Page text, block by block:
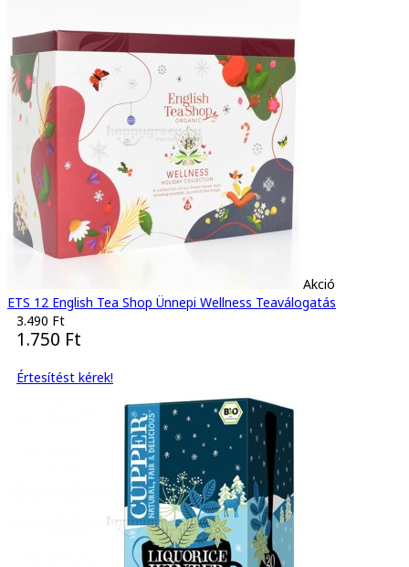
Akció
ETS 12 English Tea Shop Ünnepi Wellness Teaválogatás
3.490 Ft
1.750 Ft
Értesítést kérek!